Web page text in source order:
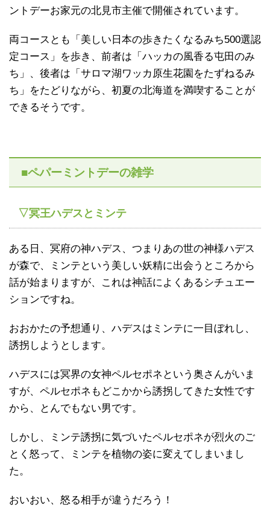
ントデーお家元の北見市主催で開催されています。
両コースとも「美しい日本の歩きたくなるみち500選認
定コース」を歩き、前者は「ハッカの風香る屯田のみ
ち」、後者は「サロマ湖ワッカ原生花園をたずねるみ
ち」をたどりながら、初夏の北海道を満喫することが
できるそうです。
■ペパーミントデーの雑学
▽冥王ハデスとミンテ
ある日、冥府の神ハデス、つまりあの世の神様ハデス
が森で、ミンテという美しい妖精に出会うところから
話が始まりますが、これは神話によくあるシチュエー
ションですね。
おおかたの予想通り、ハデスはミンテに一目ぼれし、
誘拐しようとします。
ハデスには冥界の女神ペルセポネという奥さんがいま
すが、ペルセポネもどこかから誘拐してきた女性です
から、とんでもない男です。
しかし、ミンテ誘拐に気づいたペルセポネが烈火のご
とく怒って、ミンテを植物の姿に変えてしまいまし
た。
おいおい、怒る相手が違うだろう！